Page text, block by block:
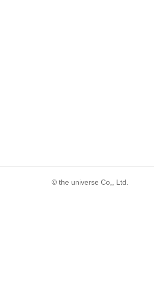
© the universe Co,, Ltd.